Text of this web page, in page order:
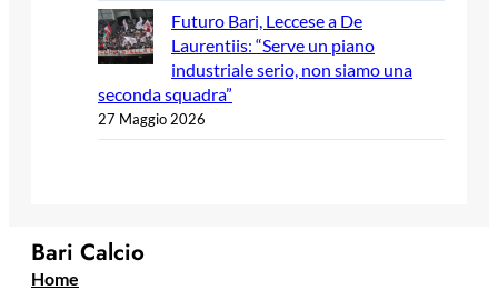
Futuro Bari, Leccese a De
Laurentiis: “Serve un piano
industriale serio, non siamo una
seconda squadra”
27 Maggio 2026
Bari Calcio
Home